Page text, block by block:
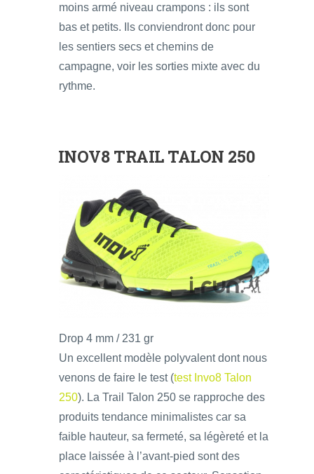
moins armé niveau crampons : ils sont
bas et petits. Ils conviendront donc pour
les sentiers secs et chemins de
campagne, voir les sorties mixte avec du
rythme.
INOV8 TRAIL TALON 250
Drop 4 mm / 231 gr
Un excellent modèle polyvalent dont nous
venons de faire le test (test Invo8 Talon
250). La Trail Talon 250 se rapproche des
produits tendance minimalistes car sa
faible hauteur, sa fermeté, sa légèreté et la
place laissée à l’avant-pied sont des